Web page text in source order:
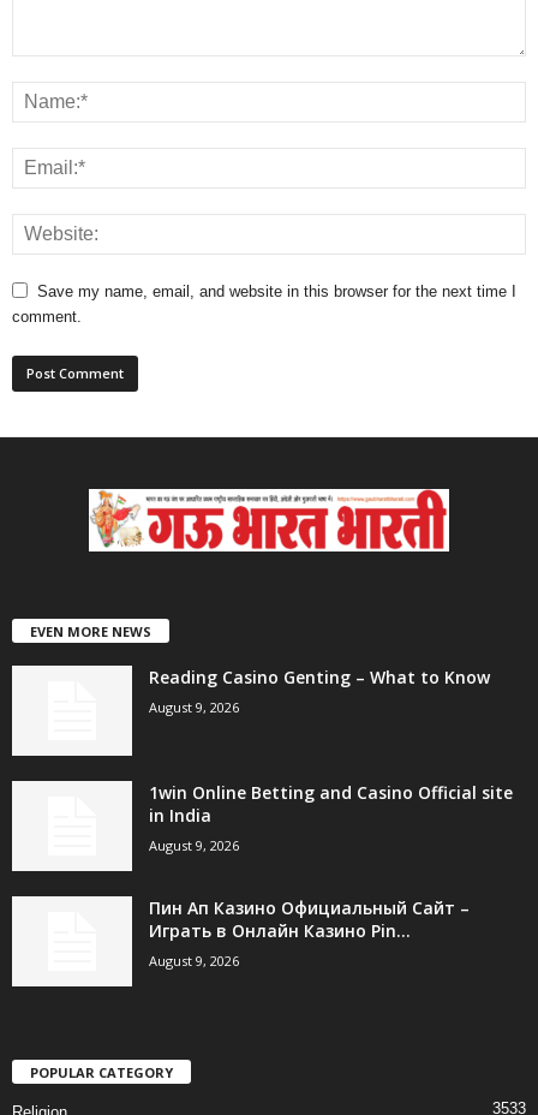
Save my name, email, and website in this browser for the next time I
comment.
EVEN MORE NEWS
Reading Casino Genting – What to Know
August 9, 2026
1win Online Betting and Casino Official site
in India
August 9, 2026
Пин Ап Казино Официальный Сайт –
Играть в Онлайн Казино Pin...
August 9, 2026
POPULAR CATEGORY
3533